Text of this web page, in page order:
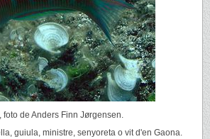
foto de Anders Finn Jørgensen.
guiula, ministre, senyoreta o vit d'en Gaona.